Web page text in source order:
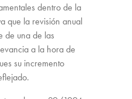
dentro de la
que la revisión anual
de una de las
a la hora de
su incremento